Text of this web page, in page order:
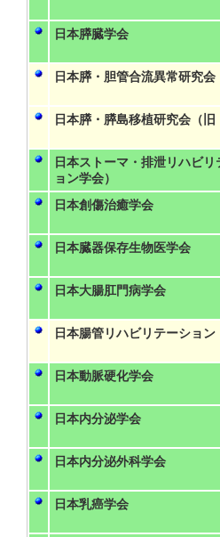
日本膵臓学会
日本膵・胆管合流異常研究会
日本膵・膵島移植研究会（旧
日本ストーマ・排泄リハビ
ョン学会）
日本創傷治癒学会
日本臓器保存生物医学会
日本大腸肛門病学会
日本腸管リハビリテーショ
日本動脈硬化学会
日本内分泌学会
日本内分泌外科学会
日本乳癌学会